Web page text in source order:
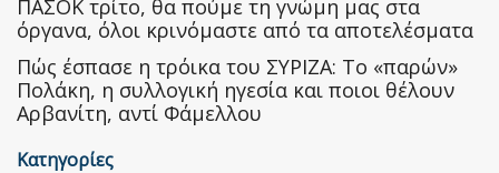
ΠΑΣΟΚ τρίτο, θα πούμε τη γνώμη μας στα
όργανα, όλοι κρινόμαστε από τα αποτελέσματα
Πώς έσπασε η τρόικα του ΣΥΡΙΖΑ: Το «παρών»
Πολάκη, η συλλογική ηγεσία και ποιοι θέλουν
Αρβανίτη, αντί Φάμελλου
Κατηγορίες